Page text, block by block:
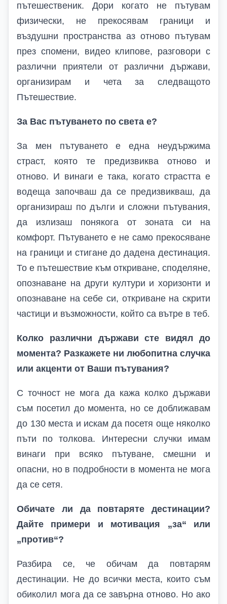
пътешественик. Дори когато не пътувам
физически, не прекосявам граници и
въздушни пространства аз отново пътувам
през спомени, видео клипове, разговори с
различни приятели от различни държави,
организирам и чета за следващото
Пътешествие.
За Вас пътуването по света е?
За мен пътуването
е една неудържима
страст, която те предизвиква отново и
отново. И винаги е така, когато страстта е
водеща започваш да се предизвикваш, да
организираш по дълги и сложни пътувания,
да излизаш понякога от зоната си на
комфорт. Пътуването е не само прекосяване
на граници и стигане до дадена дестинация.
То е пътешествие към откриване, споделяне,
опознаване на други култури и хоризонти и
опознаване на себе си, откриване на скрити
частици и възможности, който са вътре в теб.
Колко различни държави сте видял до
момента? Разкажете ни любопитна случка
или акценти от Ваши пътувания?
С точност не мога да кажа колко държави
съм посетил до момента, но се доближавам
до 130 места и искам да посетя още няколко
пъти по толкова. Интересни случки имам
винаги при всяко пътуване, смешни и
опасни, но в подробности в момента не мога
да се сетя.
Обичате ли да повтаряте дестинации?
Дайте примери и мотивация „за“ или
„против“?
Разбира се, че обичам да повтарям
дестинации. Не до всички места, които съм
обиколил мога да се завърна отново. Но ако